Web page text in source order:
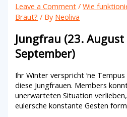
Leave a Comment /Wie
Braut? / By Neoliva
Jungfrau (23. August
September)
Ihr Winter verspricht ‘ne
diese Jungfrauen. Members
unerwarteten Situation
eulersche konstante Gesten